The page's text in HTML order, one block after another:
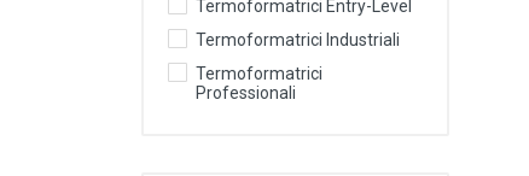
Termoformatrici Entry-Level
Termoformatrici Industriali
Termoformatrici
Professionali